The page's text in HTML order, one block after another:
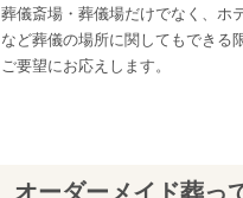
葬儀斎場・葬儀場だけでなく、ホ
など葬儀の場所に関してもできる
ご要望にお応えします。
オーダーメイド葬っ